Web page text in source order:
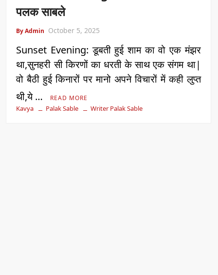
पलक साबले
By Admin October 5, 2025
Sunset Evening: डूबती हुई शाम का वो एक मंझर
था,सुनहरी सी किरणों का धरती के साथ एक संगम था|
वो बैठी हुई किनारों पर मानो अपने विचारों में कही लुप्त
थी,ये …
READ MORE
Kavya Palak Sable Writer Palak Sable